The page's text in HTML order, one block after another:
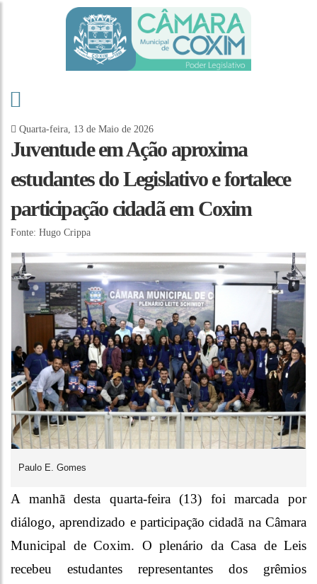
Quarta-feira, 13 de Maio de 2026
Juventude em Ação aproxima
estudantes do Legislativo e fortalece
participação cidadã em Coxim
Fonte: Hugo Crippa
Paulo E. Gomes
A manhã desta quarta-feira (13) foi marcada por
diálogo, aprendizado e participação cidadã na Câmara
Municipal de Coxim. O plenário da Casa de Leis
recebeu estudantes representantes dos grêmios